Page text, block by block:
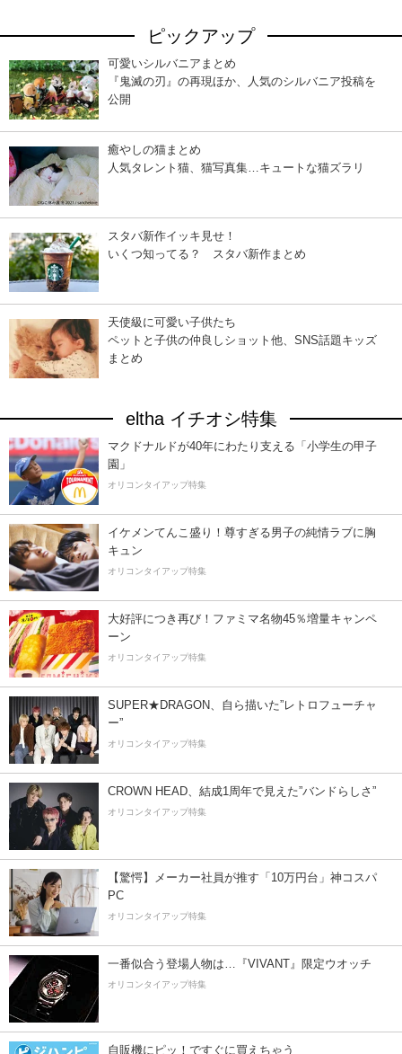
ピックアップ
可愛いシルバニアまとめ
『鬼滅の刃』の再現ほか、人気のシルバニア投稿を
公開
癒やしの猫まとめ
人気タレント猫、猫写真集…キュートな猫ズラリ
スタバ新作イッキ見せ！
いくつ知ってる？ スタバ新作まとめ
天使級に可愛い子供たち
ペットと子供の仲良しショット他、SNS話題キッズ
まとめ
eltha イチオシ特集
マクドナルドが40年にわたり支える「小学生の甲子
園」
オリコンタイアップ特集
イケメンてんこ盛り！尊すぎる男子の純情ラブに胸
キュン
オリコンタイアップ特集
大好評につき再び！ファミマ名物45％増量キャンペ
ーン
オリコンタイアップ特集
SUPER★DRAGON、自ら描いた”レトロフューチャ
ー”
オリコンタイアップ特集
CROWN HEAD、結成1周年で見えた”バンドらしさ”
オリコンタイアップ特集
【驚愕】メーカー社員が推す「10万円台」神コスパ
PC
オリコンタイアップ特集
一番似合う登場人物は…『VIVANT』限定ウオッチ
オリコンタイアップ特集
自販機にピッ！ですぐに買えちゃう